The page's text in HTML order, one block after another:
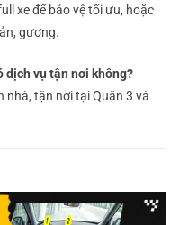
xe để bảo vệ tối ưu, hoặc
gương.
dịch vụ tận nơi không?
tận nơi tại Quận 3 và